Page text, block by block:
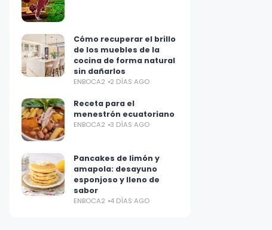
Cómo recuperar el brillo
de los muebles de la
cocina de forma natural
sin dañarlos
ENBOCA2 2 DÍAS AGO
Receta para el
menestrón ecuatoriano
ENBOCA2 3 DÍAS AGO
Pancakes de limón y
amapola: desayuno
esponjoso y lleno de
sabor
ENBOCA2 4 DÍAS AGO